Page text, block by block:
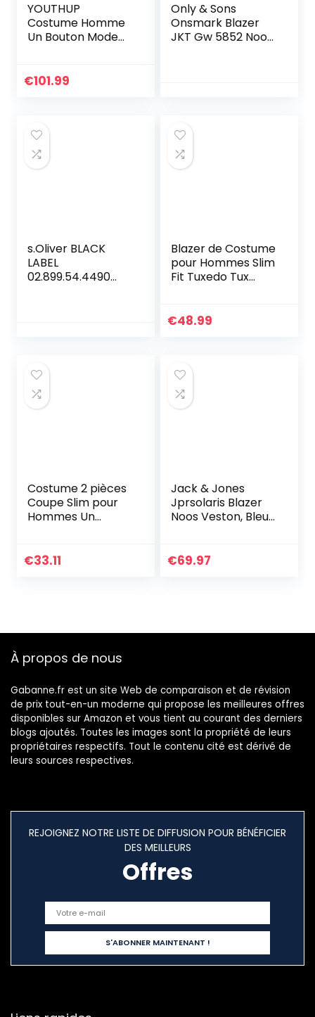
YOUTHUP
Costume Homme
Un Bouton Mode
Mariage, Noir, M
€101.99
Only & Sons
Onsmark Blazer
JKT Gw 5852 Noos
s.Oliver BLACK
LABEL
02.899.54.4490
Blazer de Costume
pour Hommes Slim
Fit Tuxedo Tux
De Mariage Veste
(Blanche,XL), Blanc
€48.99
Costume 2 pièces
Coupe Slim pour
Hommes Un
Affaires
Ensemble (Le
€33.11
Jack & Jones
Jprsolaris Blazer
Noos Veston, Bleu
Fabricant: 54)
€69.97
À propos de nous
Gabanne.fr est un site Web de comparaison et de révision
de prix tout-en-un moderne qui propose les meilleures offres
disponibles sur Amazon et vous tient au courant des derniers
blogs ajoutés. Toutes les images sont la propriété de leurs
propriétaires respectifs. Tout le contenu cité est dérivé de
leurs sources respectives.
REJOIGNEZ NOTRE LISTE DE DIFFUSION POUR BÉNÉFICIER
DES MEILLEURS
Offres